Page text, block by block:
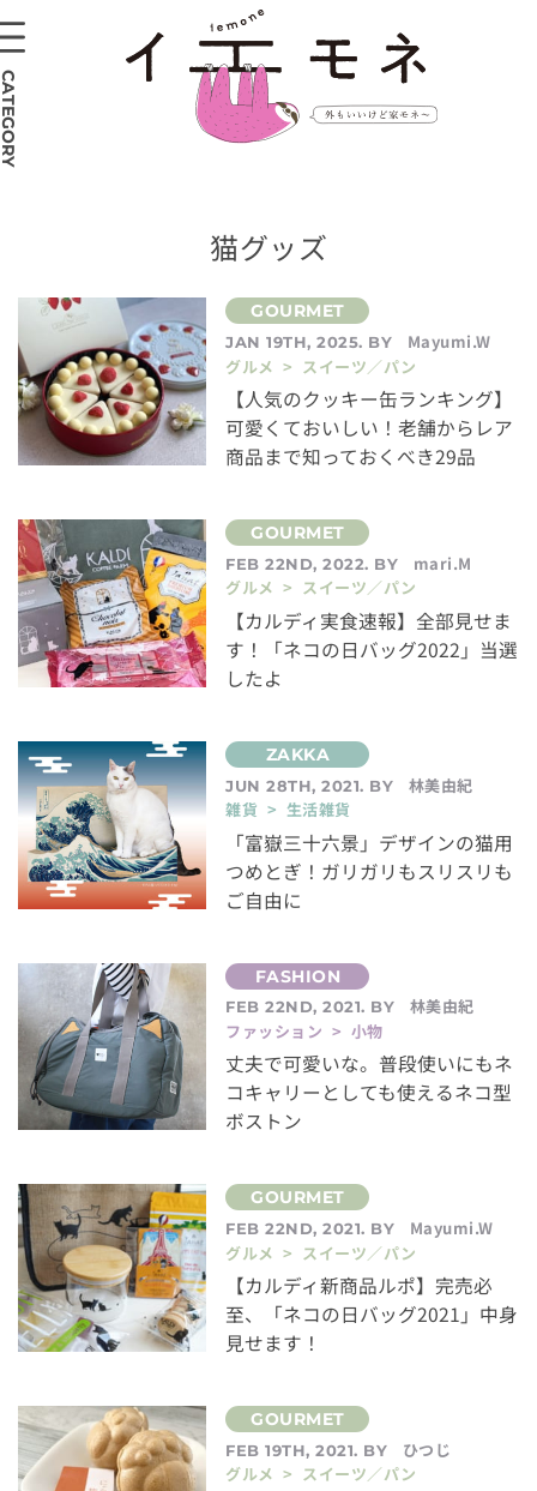
猫グッズ
JAN 19TH, 2025. BY
Mayumi.W
グルメ > スイーツ／パン
【人気のクッキー缶ランキング】
可愛くておいしい！老舗からレア
商品まで知っておくべき29品
FEB 22ND, 2022. BY
mari.M
グルメ > スイーツ／パン
【カルディ実食速報】全部見せま
す！「ネコの日バッグ2022」当選
したよ
JUN 28TH, 2021. BY
林美由紀
雑貨 > 生活雑貨
「富嶽三十六景」デザインの猫用
つめとぎ！ガリガリもスリスリも
ご自由に
FEB 22ND, 2021. BY
林美由紀
ファッション > 小物
丈夫で可愛いな。普段使いにもネ
コキャリーとしても使えるネコ型
ボストン
FEB 22ND, 2021. BY
Mayumi.W
グルメ > スイーツ／パン
【カルディ新商品ルポ】完売必
至、「ネコの日バッグ2021」中身
見せます！
FEB 19TH, 2021. BY
ひつじ
グルメ > スイーツ／パン